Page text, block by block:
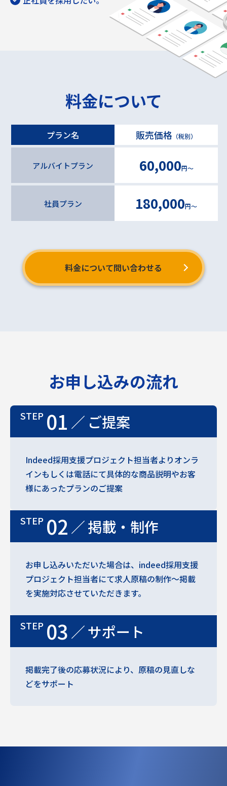
料金について
プラン名 販売価格 （税別）
アルバイトプラン 60,000円～
社員プラン 180,000円～
料金について問い合わせる
お申し込みの流れ
01 ご提案
Indeed採用支援プロジェクト担当者よりオンラ
インもしくは電話にて具体的な商品説明やお客
様にあったプランのご提案
02 掲載・制作
お申し込みいただいた場合は、indeed採用支援
プロジェクト担当者にて求人原稿の制作〜掲載
を実施対応させていただきます。
03 サポート
掲載完了後の応募状況により、原稿の見直しな
どをサポート